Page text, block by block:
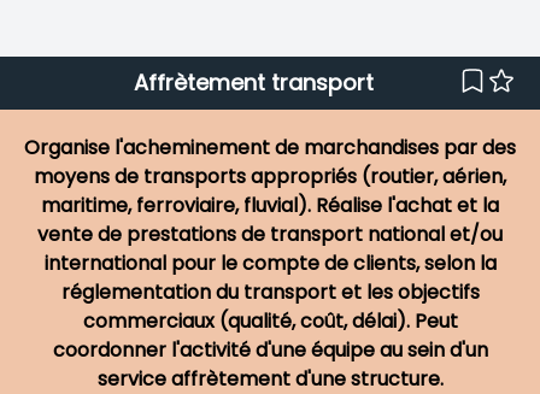
Affrètement transport
Organise l'acheminement de marchandises par des
moyens de transports appropriés (routier, aérien,
maritime, ferroviaire, fluvial). Réalise l'achat et la
vente de prestations de transport national et/ou
international pour le compte de clients, selon la
réglementation du transport et les objectifs
commerciaux (qualité, coût, délai). Peut
coordonner l'activité d'une équipe au sein d'un
service affrètement d'une structure.